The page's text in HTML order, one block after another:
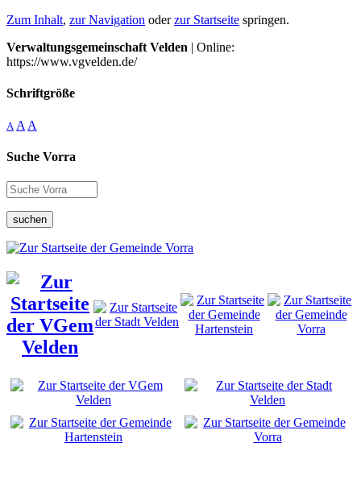
Zum Inhalt, zur Navigation oderzur Startseite springen.
Verwaltungsgemeinschaft Velden | Online:
https://www.vgvelden.de/
Schriftgröße
A A A
Suche Vorra
suchen